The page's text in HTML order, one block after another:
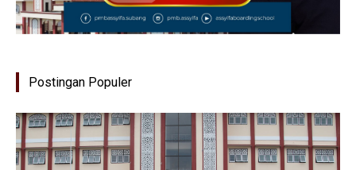
Postingan Populer